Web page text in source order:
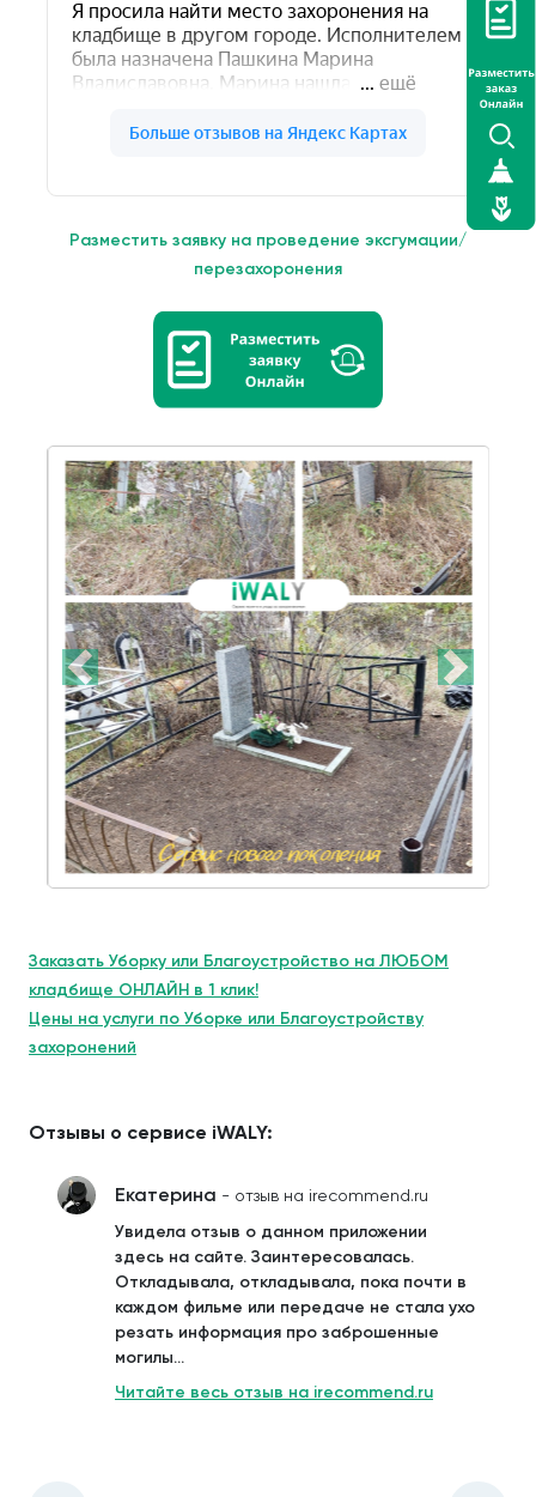
Разместить заявку на проведение эксгумации/
перезахоронения
Заказать Уборку или Благоустройство на ЛЮБОМ
кладбище ОНЛАЙН в 1 клик!
Цены на услуги по Уборке или Благоустройству
захоронений
Отзывы о сервисе iWALY:
Екатерина - отзыв на irecommend.ru
Увидела отзыв о данном приложении
здесь на сайте. Заинтересовалась.
Откладывала, откладывала, пока почти в
каждом фильме или передаче не стала ухо
резать информация про заброшенные
могилы...
Читайте весь отзыв на irecommend.ru